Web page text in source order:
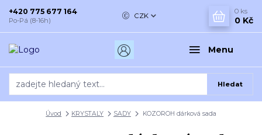
Menu
CZK
Hledat
+420 775 677 164
Po-Pá (8-16h)
0 ks
0 Kč
Úvod KRYSTALY SADY KOZOROH dárková sada